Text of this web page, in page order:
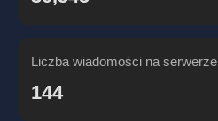
Liczba wiadomości na serwerze
144